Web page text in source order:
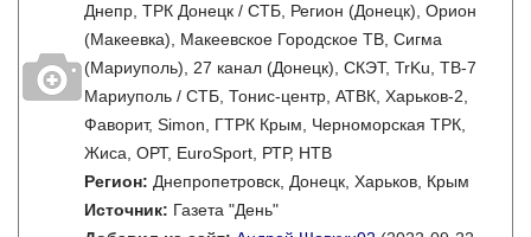
Днепр, ТРК Донецк / СТБ, Регион (Донецк), Орион
(Макеевка), Макеевское Городское ТВ, Сигма
(Мариуполь), 27 канал (Донецк), СКЭТ, TrKu, ТВ-7
Мариуполь / СТБ, Тонис-центр, АТВК, Харьков-2,
Фаворит, Simon, ГТРК Крым, Черноморская ТРК,
Жиса, ОРТ, EuroSport, РТР, НТВ
Регион: Днепропетровск, Донецк, Харьков, Крым
Источник: Газета "День"